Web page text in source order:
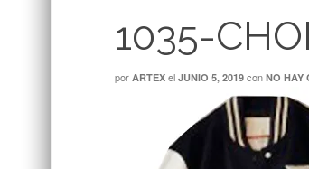
1035-
por ARTEX el JUNIO 5, 2019 con NO HAY